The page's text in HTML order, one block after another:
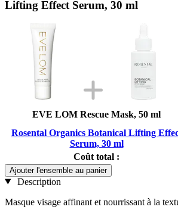
Lifting Effect Serum, 30 ml
EVE LOM Rescue Mask, 50 ml
Rosental Organics Botanical Lifting
Serum, 30 ml
Coût total :
Ajouter l'ensemble au panier
Description
Masque visage affinant et nourrissant à la